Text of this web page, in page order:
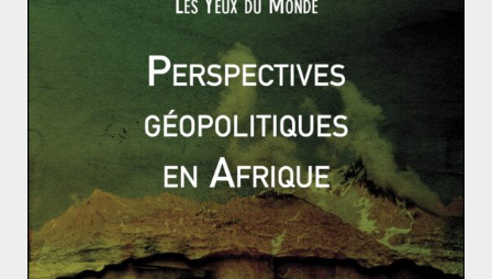
8 avril 2019
Quels enjeux pour l’Europe de la Défense ?
En février, la Conférence de Munich sur la sécurité a
réuni de nombreux chefs de gouvernement autour de
la question
Read More